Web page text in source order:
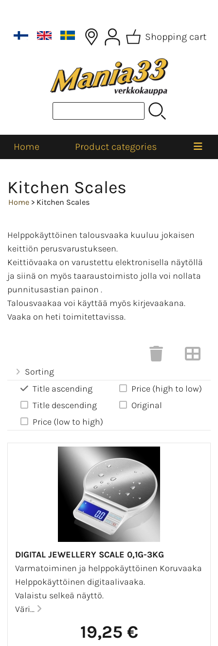
Shopping cart
Home Product categories
Kitchen Scales
Home > Kitchen Scales
Helppokäyttöinen talousvaaka kuuluu jokaisen
keittiön perusvarustukseen.
Keittiövaaka on varustettu elektronisella näytöllä
ja siinä on myös taaraustoimisto jolla voi nollata
punnitusastian painon .
Talousvaakaa voi käyttää myös kirjevaakana.
Vaaka on heti toimitettavissa.
Sorting
Title ascending
Title descending
Price (low to high)
Price (high to low)
Original
DIGITAL JEWELLERY SCALE 0,1G-3KG
Varmatoiminen ja helppokäyttöinen Koruvaaka
Helppokäyttöinen digitaalivaaka.
Valaistu selkeä näyttö.
Väri...
19,25 €